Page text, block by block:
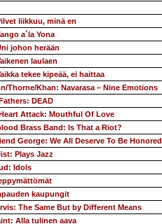
liikkuu, minä en
a´la Yona
johon herään
laulaen
tekee kipeää, ei haittaa
Thorne/Khan: Navarasa – Nine Emotions
DEAD
Attack: Mouthful Of Love
Brass Band: Is That a Riot?
George: We All Deserve To Be Honored
Plays Jazz
Idols
kaupungit
The Same But by Different Means
Alla tulinen aava